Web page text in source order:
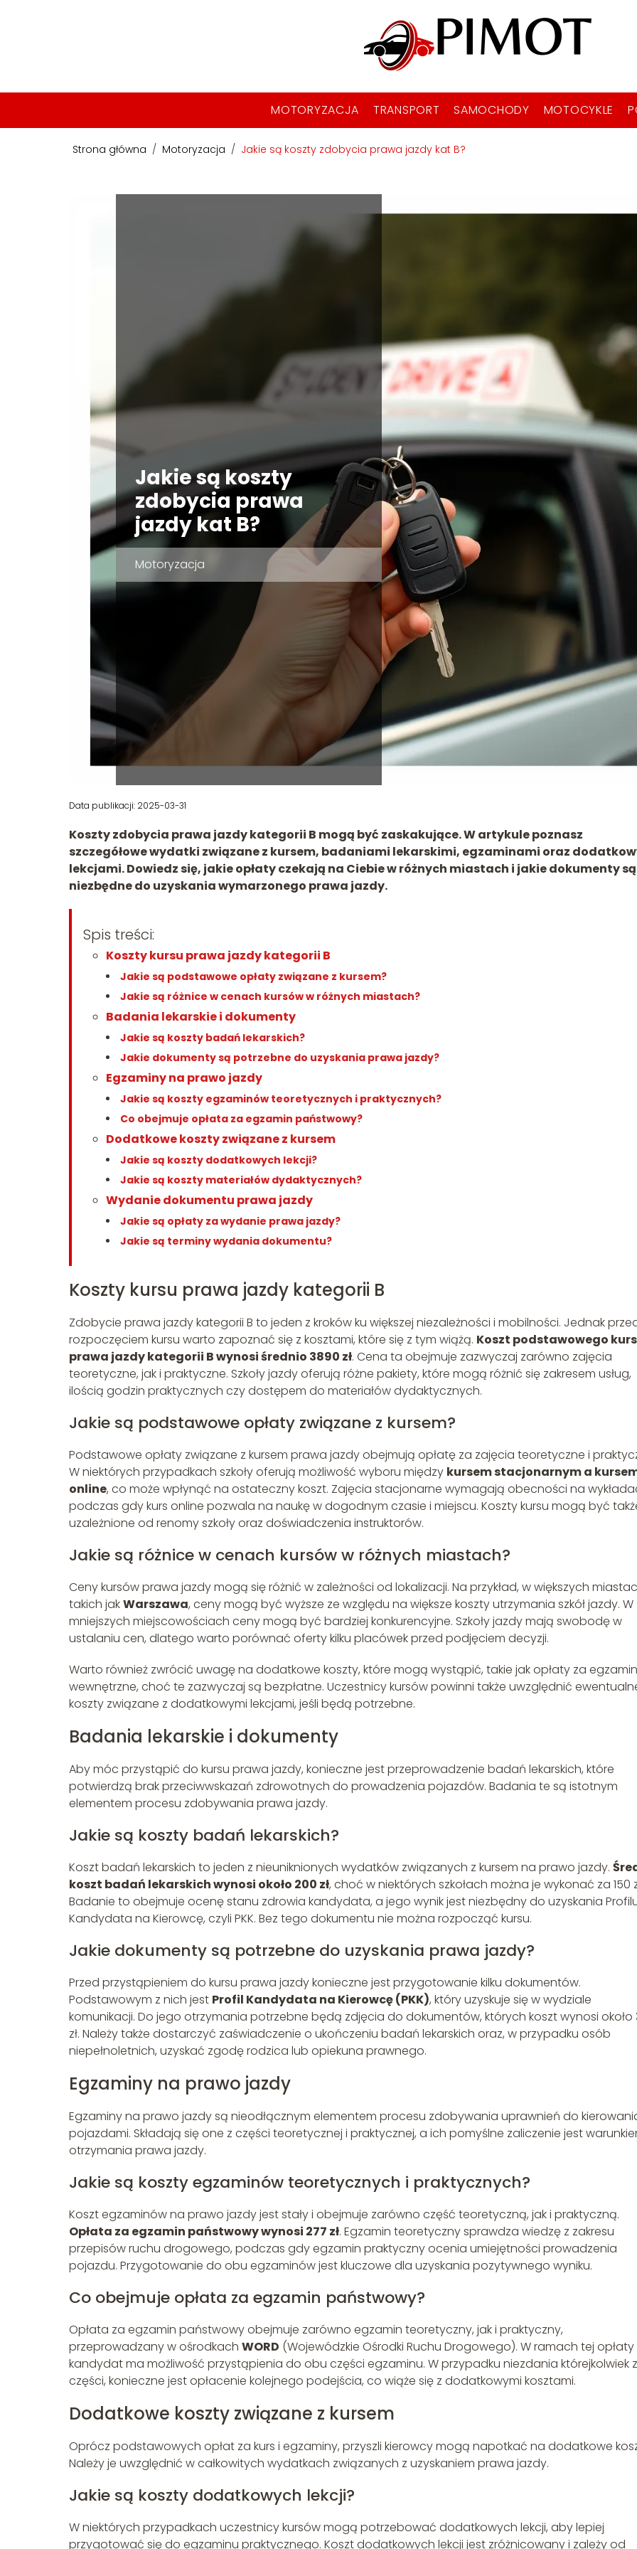
MOTORYZACJA TRANSPORT SAMOCHODY MOTOCYKLE
Strona główna / Motoryzacja / Jakie są koszty zdobycia prawa jazdy kat B?
Jakie są koszty
zdobycia prawa
jazdy kat B?
Motoryzacja
Data publikacji: 2025-03-31
Koszty zdobycia prawa jazdy kategorii B mogą być zaskakujące. W artykule poznasz
szczegółowe wydatki związane z kursem, badaniami lekarskimi, egzaminami oraz
lekcjami. Dowiedz się, jakie opłaty czekają na Ciebie w różnych miastach i jakie dokumenty są
niezbędne do uzyskania wymarzonego prawa jazdy.
Spis treści:
Koszty kursu prawa jazdy kategorii B
Jakie są podstawowe opłaty związane z kursem?
Jakie są różnice w cenach kursów w różnych miastach?
Badania lekarskie i dokumenty
Jakie są koszty badań lekarskich?
Jakie dokumenty są potrzebne do uzyskania prawa jazdy?
Egzaminy na prawo jazdy
Jakie są koszty egzaminów teoretycznych i praktycznych?
Co obejmuje opłata za egzamin państwowy?
Dodatkowe koszty związane z kursem
Jakie są koszty dodatkowych lekcji?
Jakie są koszty materiałów dydaktycznych?
Wydanie dokumentu prawa jazdy
Jakie są opłaty za wydanie prawa jazdy?
Jakie są terminy wydania dokumentu?
Koszty kursu prawa jazdy kategorii B
Zdobycie prawa jazdy kategorii B to jeden z kroków ku większej niezależności i mobilności. Jednak
rozpoczęciem kursu warto zapoznać się z kosztami, które się z tym wiążą. Koszt podstawowego
prawa jazdy kategorii B wynosi średnio 3890 zł. Cena ta obejmuje zazwyczaj zarówno zajęcia
teoretyczne, jak i praktyczne. Szkoły jazdy oferują różne pakiety, które mogą różnić się zakresem usług,
ilością godzin praktycznych czy dostępem do materiałów dydaktycznych.
Jakie są podstawowe opłaty związane z kursem?
Podstawowe opłaty związane z kursem prawa jazdy obejmują opłatę za zajęcia teoretyczne i
W niektórych przypadkach szkoły oferują możliwość wyboru między kursem stacjonarnym a
online, co może wpłynąć na ostateczny koszt. Zajęcia stacjonarne wymagają obecności na
podczas gdy kurs online pozwala na naukę w dogodnym czasie i miejscu. Koszty kursu mogą być
uzależnione od renomy szkoły oraz doświadczenia instruktorów.
Jakie są różnice w cenach kursów w różnych miastach?
Ceny kursów prawa jazdy mogą się różnić w zależności od lokalizacji. Na przykład, w większych
takich jakWarszawa, ceny mogą być wyższe ze względu na większe koszty utrzymania szkół jazdy. W
mniejszych miejscowościach ceny mogą być bardziej konkurencyjne. Szkoły jazdy mają swobodę w
ustalaniu cen, dlatego warto porównać oferty kilku placówek przed podjęciem decyzji.
Warto również zwrócić uwagę na dodatkowe koszty, które mogą wystąpić, takie jak opłaty za
wewnętrzne, choć te zazwyczaj są bezpłatne. Uczestnicy kursów powinni także uwzględnić
koszty związane z dodatkowymi lekcjami, jeśli będą potrzebne.
Badania lekarskie i dokumenty
Aby móc przystąpić do kursu prawa jazdy, konieczne jest przeprowadzenie badań lekarskich, które
potwierdzą brak przeciwwskazań zdrowotnych do prowadzenia pojazdów. Badania te są istotnym
elementem procesu zdobywania prawa jazdy.
Jakie są koszty badań lekarskich?
Koszt badań lekarskich to jeden z nieuniknionych wydatków związanych z kursem na prawo jazdy.
koszt badań lekarskich wynosi około 200 zł, choć w niektórych szkołach można je wykonać za 150
Badanie to obejmuje ocenę stanu zdrowia kandydata, a jego wynik jest niezbędny do uzyskania
Kandydata na Kierowcę, czyli PKK. Bez tego dokumentu nie można rozpocząć kursu.
Jakie dokumenty są potrzebne do uzyskania prawa jazdy?
Przed przystąpieniem do kursu prawa jazdy konieczne jest przygotowanie kilku dokumentów.
Podstawowym z nich jest Profil Kandydata na Kierowcę (PKK), który uzyskuje się w wydziale
komunikacji. Do jego otrzymania potrzebne będą zdjęcia do dokumentów, których koszt wynosi około
zł. Należy także dostarczyć zaświadczenie o ukończeniu badań lekarskich oraz, w przypadku osób
niepełnoletnich, uzyskać zgodę rodzica lub opiekuna prawnego.
Egzaminy na prawo jazdy
Egzaminy na prawo jazdy są nieodłącznym elementem procesu zdobywania uprawnień do
pojazdami. Składają się one z części teoretycznej i praktycznej, a ich pomyślne zaliczenie jest
otrzymania prawa jazdy.
Jakie są koszty egzaminów teoretycznych i praktycznych?
Koszt egzaminów na prawo jazdy jest stały i obejmuje zarówno część teoretyczną, jak i praktyczną.
Opłata za egzamin państwowy wynosi 277 zł. Egzamin teoretyczny sprawdza wiedzę z zakresu
przepisów ruchu drogowego, podczas gdy egzamin praktyczny ocenia umiejętności prowadzenia
pojazdu. Przygotowanie do obu egzaminów jest kluczowe dla uzyskania pozytywnego wyniku.
Co obejmuje opłata za egzamin państwowy?
Opłata za egzamin państwowy obejmuje zarówno egzamin teoretyczny, jak i praktyczny,
przeprowadzany w ośrodkach WORD (Wojewódzkie Ośrodki Ruchu Drogowego). W ramach tej opłaty
kandydat ma możliwość przystąpienia do obu części egzaminu. W przypadku niezdania którejkolwiek z
części, konieczne jest opłacenie kolejnego podejścia, co wiąże się z dodatkowymi kosztami.
Dodatkowe koszty związane z kursem
Oprócz podstawowych opłat za kurs i egzaminy, przyszli kierowcy mogą napotkać na dodatkowe
Należy je uwzględnić w całkowitych wydatkach związanych z uzyskaniem prawa jazdy.
Jakie są koszty dodatkowych lekcji?
W niektórych przypadkach uczestnicy kursów mogą potrzebować dodatkowych lekcji, aby lepiej
przygotować się do egzaminu praktycznego. Koszt dodatkowych lekcji jest zróżnicowany i zależy od